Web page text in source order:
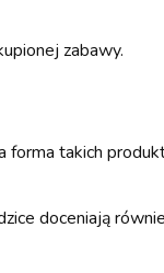
zabawy.
takich
doceniają